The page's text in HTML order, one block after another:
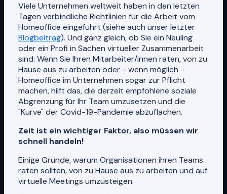
Viele Unternehmen weltweit haben in den letzten
Tagen verbindliche Richtlinien für die Arbeit vom
Homeoffice eingeführt (siehe auch unser letzter
Blogbeitrag). Und ganz gleich, ob Sie ein Neuling
oder ein Profi in Sachen virtueller Zusammenarbeit
sind: Wenn Sie Ihren Mitarbeiter/innen raten, von zu
Hause aus zu arbeiten oder - wenn möglich -
Homeoffice im Unternehmen sogar zur Pflicht
machen, hilft das, die derzeit empfohlene soziale
Abgrenzung für Ihr Team umzusetzen und die
"Kurve" der Covid-19-Pandemie abzuflachen.
Zeit ist ein wichtiger Faktor, also müssen wir
schnell handeln!
Einige Gründe, warum Organisationen ihren Teams
raten sollten, von zu Hause aus zu arbeiten und auf
virtuelle Meetings umzusteigen: